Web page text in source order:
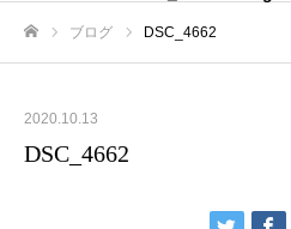
ブログ DSC_4662
2020.10.13
DSC_4662